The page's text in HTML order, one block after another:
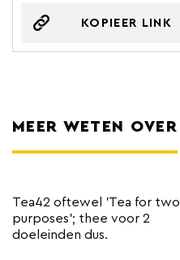
KOPIEER LINK
MEER WETEN OVER
Tea42 oftewel 'Tea for two
purposes'; thee voor 2
doeleinden dus.